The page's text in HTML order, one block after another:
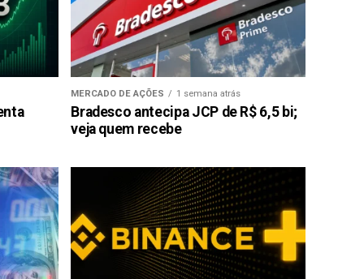
MERCADO DE AÇÕES 1 semana atrás
Bradesco antecipa JCP de R$ 6,5 bi;
veja quem recebe